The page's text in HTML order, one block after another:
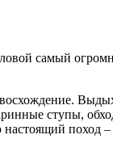
самый
ступы,
поход